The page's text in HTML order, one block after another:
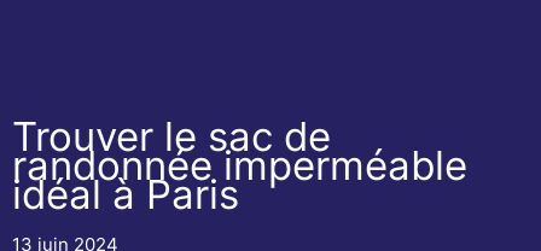
Trouver le sac de
randonnée imperméable
idéal à Paris
13 juin 2024